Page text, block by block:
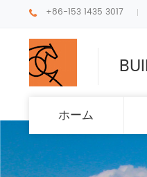
+86-153 1435 3017
ホーム